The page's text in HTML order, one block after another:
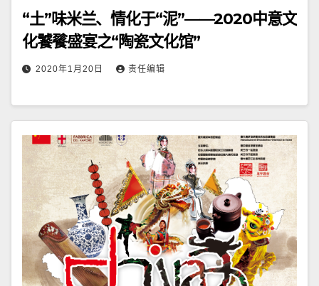
“土”味米兰、情化于“泥”——2020中意文
化饕餮盛宴之“陶瓷文化馆”
2020年1月20日 责任编辑